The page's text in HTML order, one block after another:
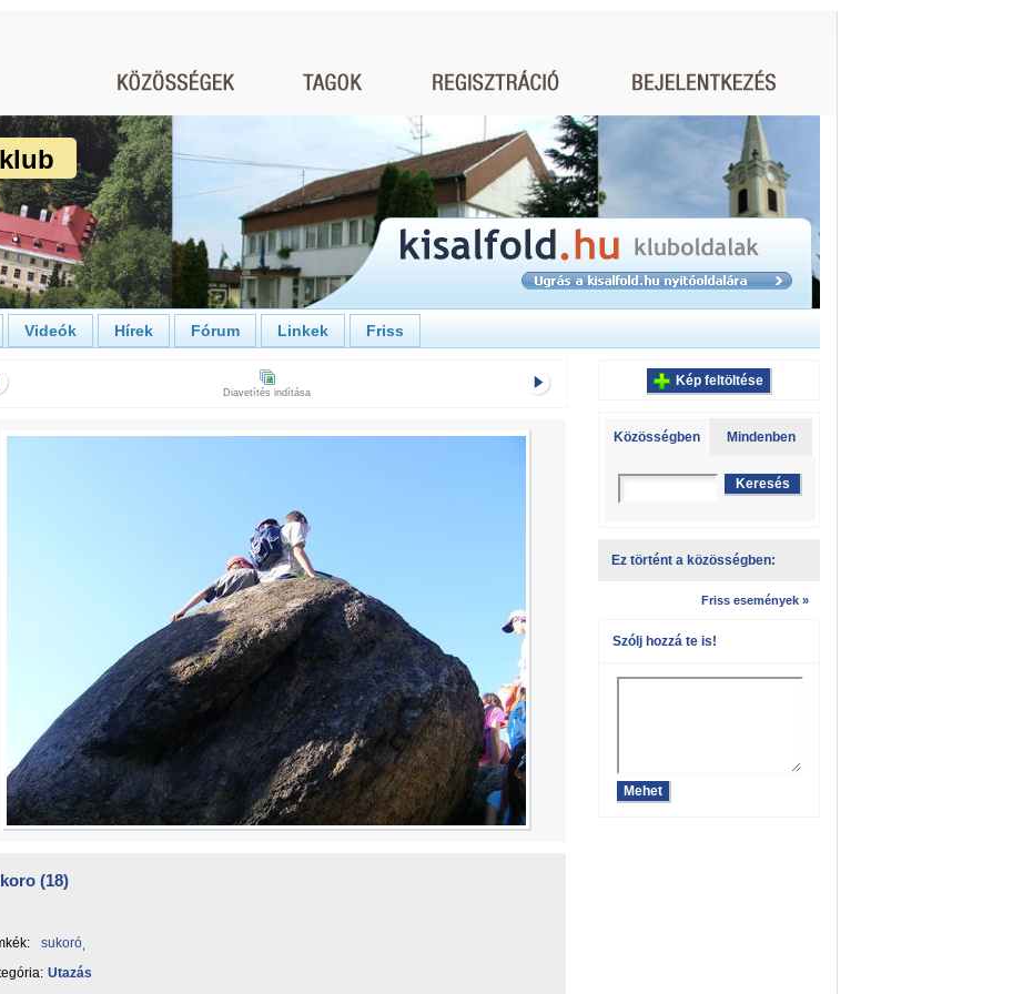
Videók Hírek Fórum Linkek Friss
Diavetítés indítása
(18)
sukoró
Utazás
Kép feltöltése
Közösségben Mindenben
Ez történt a közösségben:
Friss események »
Szólj hozzá te is!